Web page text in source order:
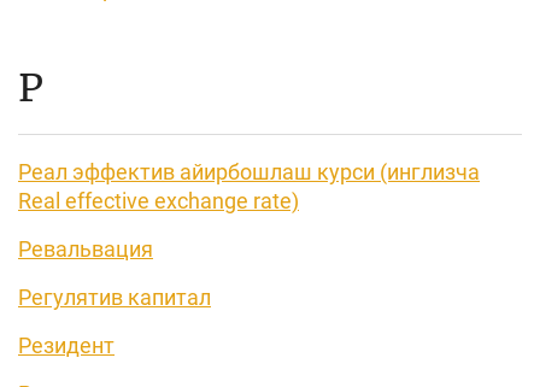
Р
Реал эффектив айирбошлаш курси (инглизча
Real effective exchange rate)
Ревальвация
Регулятив капитал
Резидент